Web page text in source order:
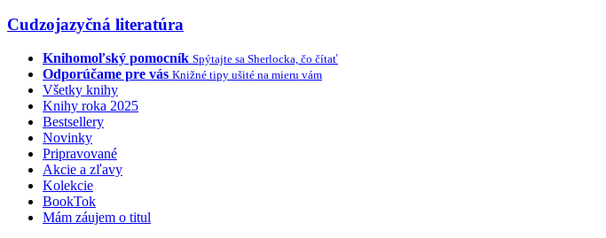
Cudzojazyčná literatúra
Knihomoľský pomocník Spýtajte sa Sherlocka, čo čítať
Odporúčame pre vás Knižné tipy ušité na mieru vám
Všetky knihy
Knihy roka 2025
Bestsellery
Novinky
Pripravované
Akcie a zľavy
Kolekcie
BookTok
Mám záujem o titul